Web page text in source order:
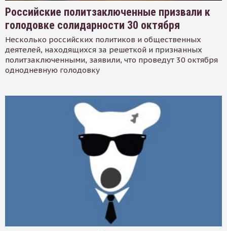
Российские политзаключенные призвали к
голодовке солидарности 30 октября
Несколько российских политиков и общественных
деятелей, находящихся за решеткой и признанных
политзаключенными, заявили, что проведут 30 октября
однодневную голодовку